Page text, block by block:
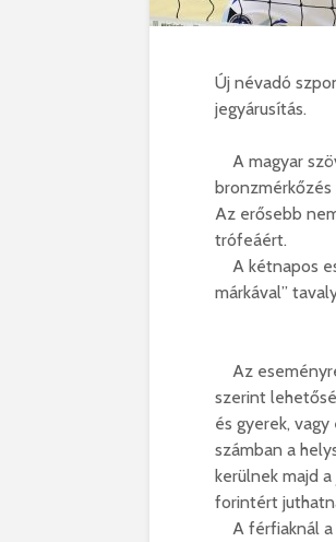
Új névadó
jegyárusítás.
A magyar
Az erősebb
trófeáért.
A kétnapos
márkával”
Az
szerint
és gyerek,
számban a
kerülnek majd
forintért
A férfiaknál a